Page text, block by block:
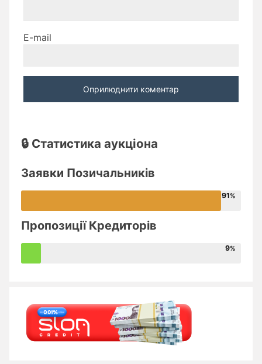
E-mail
🔒 Статистика аукціона
Заявки Позичальників
91
Пропозиції Кредиторів
9